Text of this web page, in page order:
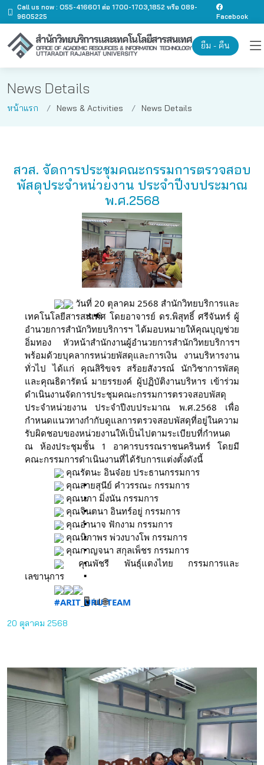
Call us now : O55-416601 ต่อ 1700-1703,1852 หรือ 089-
9605225
Facebook
ยืม - คืน
News Details
หน้าแรก News & Activities News Details
สวส. จัดการประชุมคณะกรรมการตรวจสอบ
พัสดุประจำหน่วยงาน ประจำปีงบประมาณ
พ.ศ.2568
วันที่ 20 ตุลาคม 2568 สำนักวิทยบริการและ
เทคโนโลยีสารสนเทศ โดยอาจารย์ ดร.พิสุทธิ์ ศรีจันทร์ ผู้
อำนวยการสำนักวิทยบริการฯ ได้มอบหมายให้คุณบุญช่วย
อิ่มทอง หัวหน้าสำนักงานผู้อำนวยการสำนักวิทยบริการฯ
พร้อมด้วยบุคลากรหน่วยพัสดุและการเงิน งานบริหารงาน
ทั่วไป ได้แก่ คุณสิริขจร สร้อยสังวรณ์ นักวิชาการพัสดุ
และคุณธิดารัตน์ มายรรยงค์ ผู้ปฏิบัติงานบริหาร เข้าร่วม
ดำเนินงานจัดการประชุมคณะกรรมการตรวจสอบพัสดุ
ประจำหน่วยงาน ประจำปีงบประมาณ พ.ศ.2568 เพื่อ
กำหนดแนวทางกำกับดูแลการตรวจสอบพัสดุที่อยู่ในความ
รับผิดชอบของหน่วยงานให้เป็นไปตามระเบียบที่กำหนด
ณ ห้องประชุมชั้น 1 อาคารบรรณราชนครินทร์ โดยมี
คณะกรรมการดำเนินงานที่ได้รับการแต่งตั้งดังนี้
คุณรัตนะ อินจ๋อย ประธานกรรมการ
คุณสายสุนีย์ คำวรรณะ กรรมการ
คุณนภา มิ่งนัน กรรมการ
คุณจินตนา อินทร์อยู่ กรรมการ
คุณอำนาจ ฟักงาม กรรมการ
คุณนิภาพร พ่วงบางโพ กรรมการ
คุณกาญจนา สกุลเพ็ชร กรรมการ
คุณพัชรี พันธุ์แตงไทย กรรมการและ
เลขานุการ
#ARIT_URU_TEAM
20 ตุลาคม 2568